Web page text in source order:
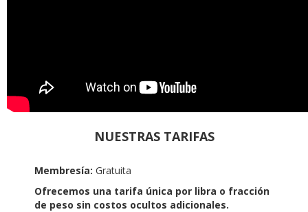
NUESTRAS TARIFAS
Membresía: Gratuita
Ofrecemos una tarifa única por libra o fracción
de peso sin costos ocultos adicionales.